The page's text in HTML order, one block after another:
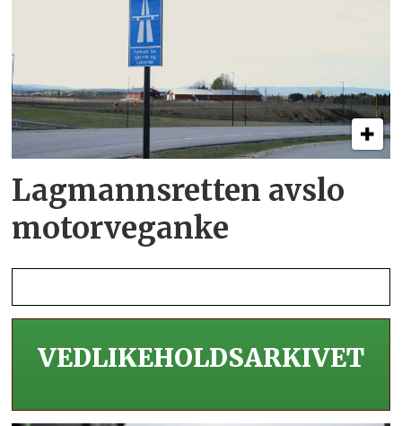
Lagmannsretten avslo
motorveganke
VEDLIKEHOLDS­ARKIVET